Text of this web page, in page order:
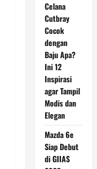
Celana
Cutbray
Cocok
dengan
Baju Apa?
Ini 12
Inspirasi
agar Tampil
Modis dan
Elegan
Mazda 6e
Siap Debut
di GIIAS